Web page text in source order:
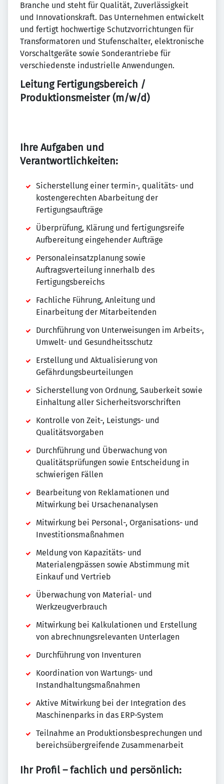
Branche und steht für Qualität, Zuverlässigkeit
und Innovationskraft. Das Unternehmen entwickelt
und fertigt hochwertige Schutzvorrichtungen für
Transformatoren und Stufenschalter, elektronische
Vorschaltgeräte sowie Sonderantriebe für
verschiedenste industrielle Anwendungen.
Leitung Fertigungsbereich /
Produktionsmeister (m/w/d)
Ihre Aufgaben und
Verantwortlichkeiten:
Sicherstellung einer termin-, qualitäts- und
kostengerechten Abarbeitung der
Fertigungsaufträge
Überprüfung, Klärung und fertigungsreife
Aufbereitung eingehender Aufträge
Personaleinsatzplanung sowie
Auftragsverteilung innerhalb des
Fertigungsbereichs
Fachliche Führung, Anleitung und
Einarbeitung der Mitarbeitenden
Durchführung von Unterweisungen im Arbeits-,
Umwelt- und Gesundheitsschutz
Erstellung und Aktualisierung von
Gefährdungsbeurteilungen
Sicherstellung von Ordnung, Sauberkeit sowie
Einhaltung aller Sicherheitsvorschriften
Kontrolle von Zeit-, Leistungs- und
Qualitätsvorgaben
Durchführung und Überwachung von
Qualitätsprüfungen sowie Entscheidung in
schwierigen Fällen
Bearbeitung von Reklamationen und
Mitwirkung bei Ursachenanalysen
Mitwirkung bei Personal-, Organisations- und
Investitionsmaßnahmen
Meldung von Kapazitäts- und
Materialengpässen sowie Abstimmung mit
Einkauf und Vertrieb
Überwachung von Material- und
Werkzeugverbrauch
Mitwirkung bei Kalkulationen und Erstellung
von abrechnungsrelevanten Unterlagen
Durchführung von Inventuren
Koordination von Wartungs- und
Instandhaltungsmaßnahmen
Aktive Mitwirkung bei der Integration des
Maschinenparks in das ERP-System
Teilnahme an Produktionsbesprechungen und
bereichsübergreifende Zusammenarbeit
Ihr Profil – fachlich und persönlich: